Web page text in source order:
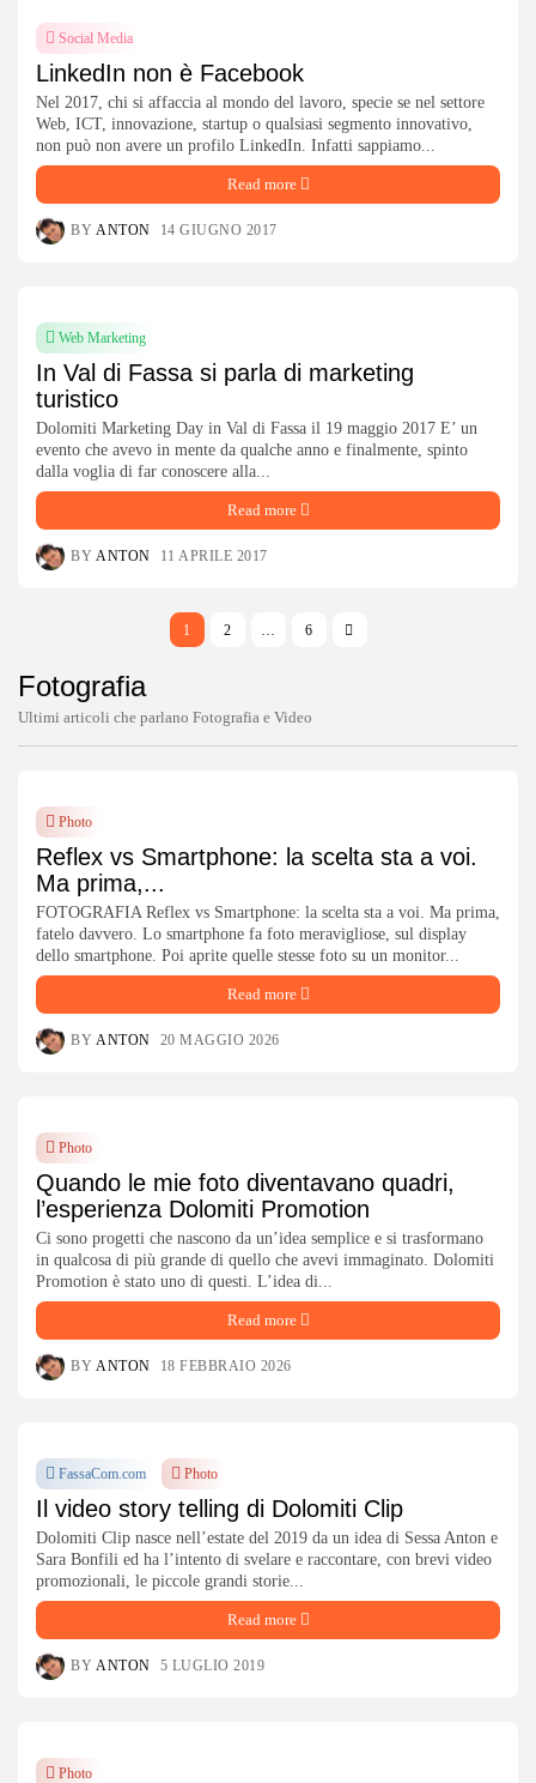
Social Media
LinkedIn non è Facebook
Nel 2017, chi si affaccia al mondo del lavoro, specie se nel settore
Web, ICT, innovazione, startup o qualsiasi segmento innovativo,
non può non avere un profilo LinkedIn. Infatti sappiamo...
Read more
BY ANTON 14 GIUGNO 2017
Web Marketing
In Val di Fassa si parla di marketing
turistico
Dolomiti Marketing Day in Val di Fassa il 19 maggio 2017 E’ un
evento che avevo in mente da qualche anno e finalmente, spinto
dalla voglia di far conoscere alla...
Read more
BY ANTON 11 APRILE 2017
1 2 6
Fotografia
Ultimi articoli che parlano Fotografia e Video
Photo
Reflex vs Smartphone: la scelta sta a voi.
Ma prima,...
FOTOGRAFIA Reflex vs Smartphone: la scelta sta a voi. Ma prima,
fatelo davvero. Lo smartphone fa foto meravigliose, sul display
dello smartphone. Poi aprite quelle stesse foto su un monitor...
Read more
BY ANTON 20 MAGGIO 2026
Photo
Quando le mie foto diventavano quadri,
l’esperienza Dolomiti Promotion
Ci sono progetti che nascono da un’idea semplice e si trasformano
in qualcosa di più grande di quello che avevi immaginato. Dolomiti
Promotion è stato uno di questi. L’idea di...
Read more
BY ANTON 18 FEBBRAIO 2026
FassaCom.com Photo
Il video story telling di Dolomiti Clip
Dolomiti Clip nasce nell’estate del 2019 da un idea di Sessa Anton e
Sara Bonfili ed ha l’intento di svelare e raccontare, con brevi video
promozionali, le piccole grandi storie...
Read more
BY ANTON 5 LUGLIO 2019
Photo